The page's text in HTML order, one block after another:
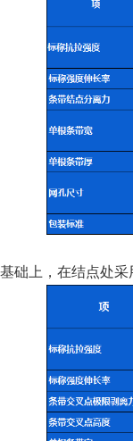
础上，在结点处